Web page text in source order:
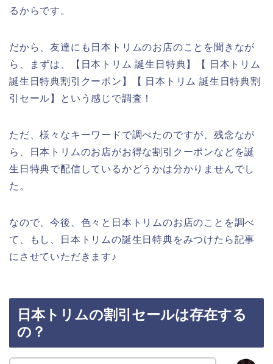
るからです。
だから、友達にも日本トリムのお店のことを聞きなが
ら、まずは、【日本トリム 誕生日特典】【 日本トリム
誕生日特典割引クーポン】【 日本トリム 誕生日特典割
引セール】という感じで調査！
ただ、様々なキーワードで調べたのですが、残念なが
ら、日本トリムのお店がお得な割引クーポンなどを誕
生日特典で配信しているかどうかは分かりませんでし
た。
なので、今後、色々と日本トリムのお店のことを調べ
て、もし、日本トリムの誕生日特典をみつけたら記事
にさせていただきます♪
日本トリムの割引セールは存在する
の？